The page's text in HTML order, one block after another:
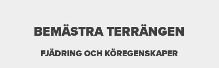
BEMÄSTRA TERRÄNGEN
FJÄDRING OCH KÖREGENSKAPER